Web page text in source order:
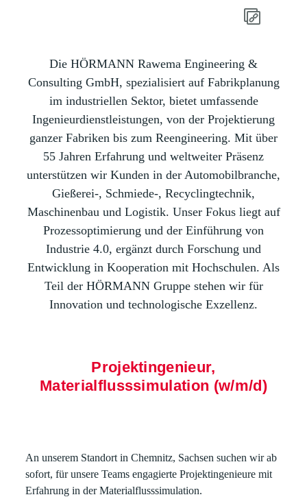
Die HÖRMANN Rawema Engineering &
Consulting GmbH, spezialisiert auf Fabrikplanung
im industriellen Sektor, bietet umfassende
Ingenieurdienstleistungen, von der Projektierung
ganzer Fabriken bis zum Reengineering. Mit über
55 Jahren Erfahrung und weltweiter Präsenz
unterstützen wir Kunden in der Automobilbranche,
Gießerei-, Schmiede-, Recyclingtechnik,
Maschinenbau und Logistik. Unser Fokus liegt auf
Prozessoptimierung und der Einführung von
Industrie 4.0, ergänzt durch Forschung und
Entwicklung in Kooperation mit Hochschulen. Als
Teil der HÖRMANN Gruppe stehen wir für
Innovation und technologische Exzellenz.
Projektingenieur,
Materialflusssimulation (w/m/d)
An unserem Standort in Chemnitz, Sachsen suchen wir ab
sofort, für unsere Teams engagierte Projektingenieure mit
Erfahrung in der Materialflusssimulation.